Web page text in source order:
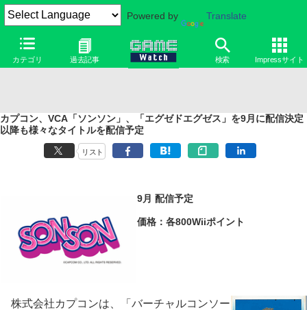
Powered by Translate
カテゴリ 過去記事 検索 Impressサイト
カプコン、VCA「ソンソン」、「エグゼドエグゼス」を9月に配信決定
以降も様々なタイトルを配信予定
リスト
9月 配信予定
価格：各800Wiiポイント
株式会社カプコンは、「バーチャルコンソー